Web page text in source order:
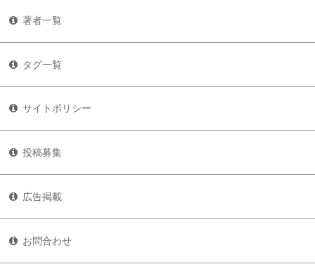
著者一覧
タグ一覧
サイトポリシー
投稿募集
広告掲載
お問合わせ